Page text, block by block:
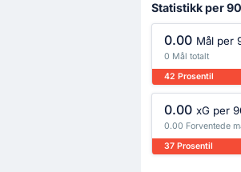
Statistikk per
0.00 Mål per
0 Mål totalt
42 Prosentil
0.00 xG per
0.00 Forventede
37 Prosentil